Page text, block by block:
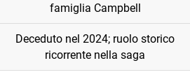
famiglia Campbell
Deceduto nel 2024; ruolo storico
ricorrente nella saga